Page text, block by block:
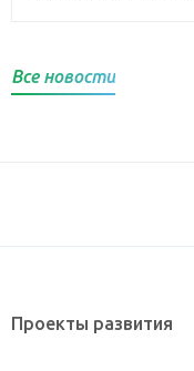
Все новости
Проекты развития